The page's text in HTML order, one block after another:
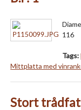
116
Tags:
Mittplatta med
Stort trådfat